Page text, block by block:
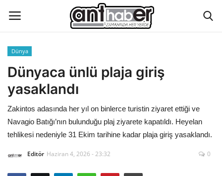
Künye
Eğitim
Aktüel Magazin
Dünya
Dünyaca ünlü plaja giriş
yasaklandı
Zakintos adasında her yıl on binlerce turistin ziyaret ettiği ve
Navagio Batığı’nın bulunduğu plaj ziyarete kapatıldı. Heyelan
tehlikesi nedeniyle 31 Ekim tarihine kadar plaja giriş yasaklandı.
Editör Haziran 4, 2026 - 23:32 0